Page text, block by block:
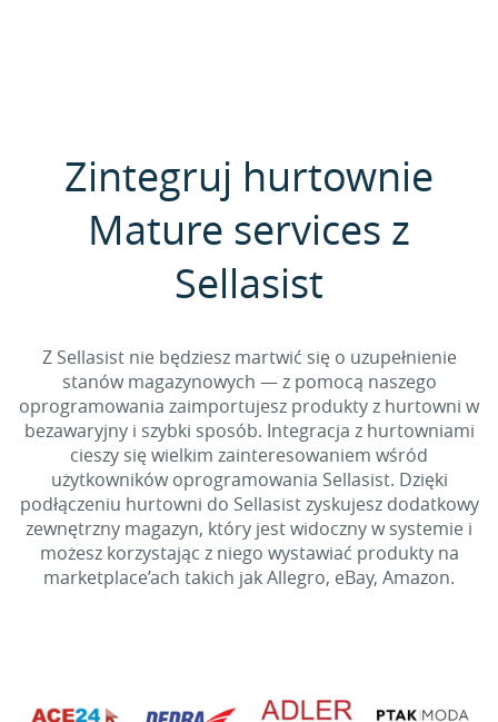
Zintegruj hurtownie
Mature services z
Sellasist
Z Sellasist nie będziesz martwić się o uzupełnienie
stanów magazynowych — z pomocą naszego
oprogramowania zaimportujesz produkty z hurtowni w
bezawaryjny i szybki sposób. Integracja z hurtowniami
cieszy się wielkim zainteresowaniem wśród
użytkowników oprogramowania Sellasist. Dzięki
podłączeniu hurtowni do Sellasist zyskujesz dodatkowy
zewnętrzny magazyn, który jest widoczny w systemie i
możesz korzystając z niego wystawiać produkty na
marketplace’ach takich jak Allegro, eBay, Amazon.